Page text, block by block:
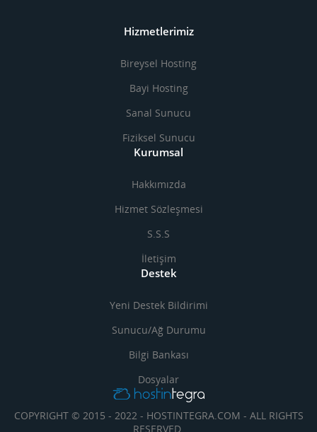
Hizmetlerimiz
Bireysel Hosting
Bayi Hosting
Sanal Sunucu
Fiziksel Sunucu
Kurumsal
Hakkımızda
Hizmet Sözleşmesi
S.S.S
İletişim
Destek
Yeni Destek Bildirimi
Sunucu/Ağ Durumu
Bilgi Bankası
Dosyalar
COPYRIGHT © 2015 - 2022 - HOSTINTEGRA.COM - ALL RIGHTS
RESERVED.